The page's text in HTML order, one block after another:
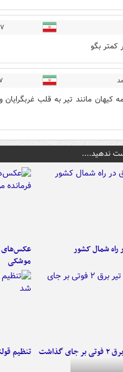
کمتر بگو
کیهان مانند تیر به قلب
ندهید....
راه شمال کشور
عکس‌های
موشکی
گذاشت تنظیم